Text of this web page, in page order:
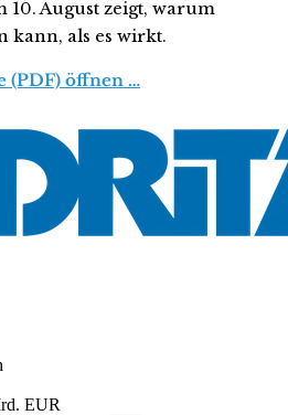
10. August zeigt, warum
kann, als es wirkt.
(PDF) öffnen …
EUR